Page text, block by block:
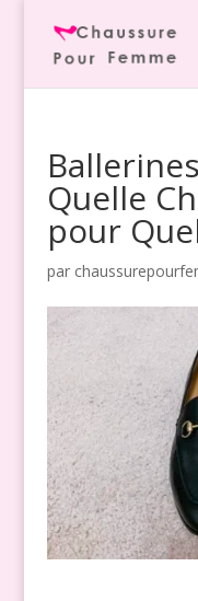
Quelle
pour
par